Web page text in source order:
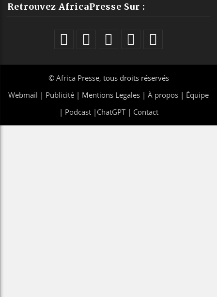
Retrouvez AfricaPresse Sur :
© Africa Presse, tous droits réservés
Webmail | Publicité | Mentions Legales | À propos | Équipe
| Podcast| ChatGPT| Contact